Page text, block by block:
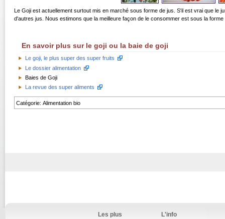
Le Goji est actuellement surtout mis en marché sous forme de jus. S'il est vrai que le
d'autres jus. Nous estimons que la meilleure façon de le consommer est sous la
En savoir plus sur le goji ou la baie de goji
Le goji, le plus super des super fruits
Le dossier alimentation
Baies de Goji
La revue des super aliments
Catégorie:Alimentation bio
Les plus L'info